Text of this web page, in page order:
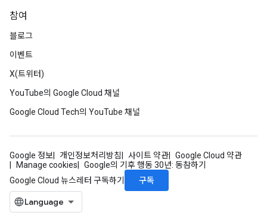
참여
블로그
이벤트
X(트위터)
YouTube의 Google Cloud 채널
Google Cloud Tech의 YouTube 채널
Google 정보 개인정보처리방침 사이트 약관
Google Cloud 약관
Manage cookies
Google의 기후 행동 30년: 동참하기
Google Cloud 뉴스레터 구독하기
구독